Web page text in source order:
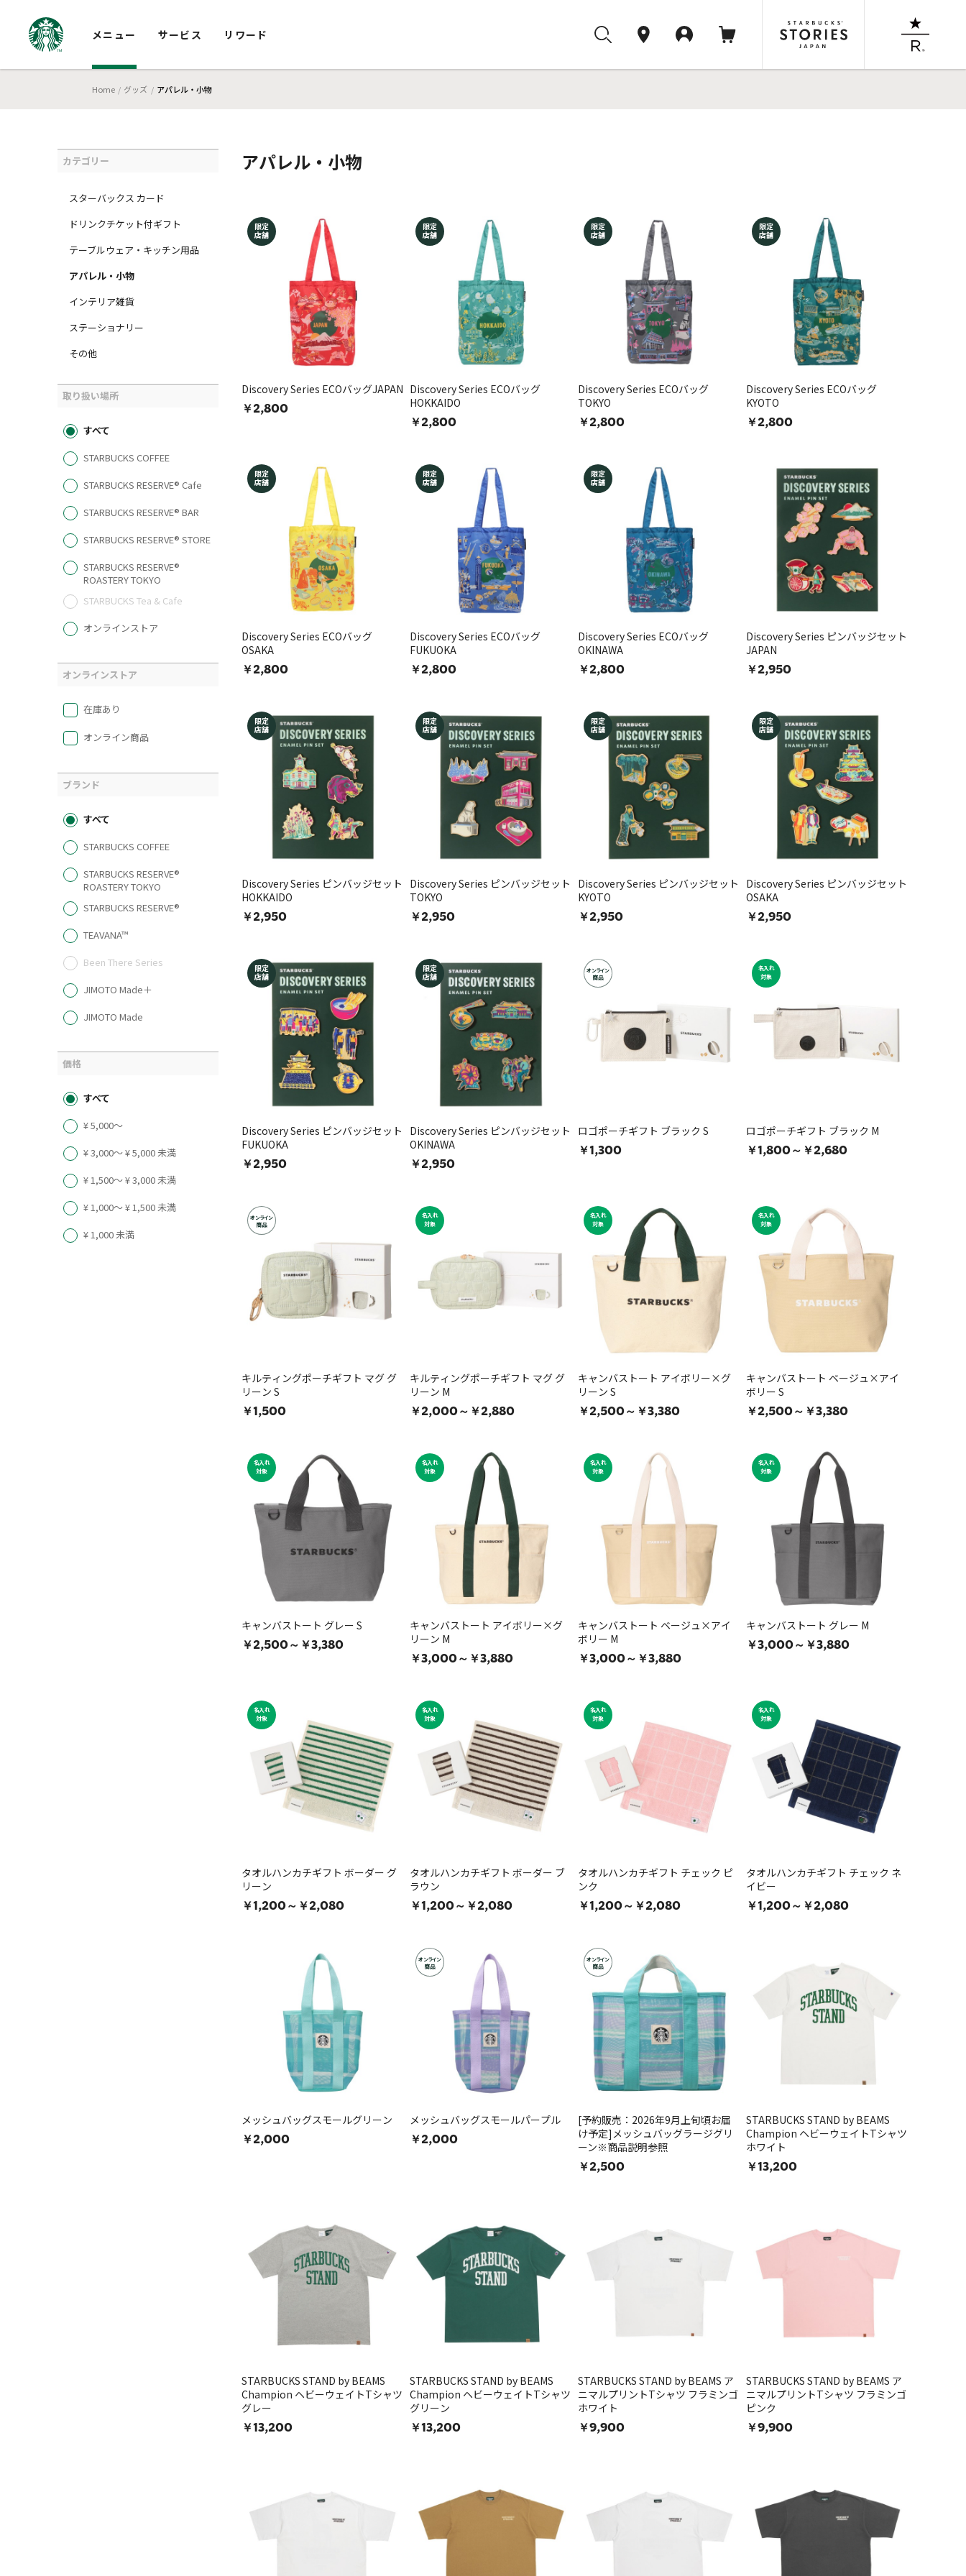
メニュー サービス リワード
Home グッズ アパレル・小物
カテゴリー
スターバックス カード
ドリンクチケット付ギフト
テーブルウェア・キッチン用品
アパレル・小物
インテリア雑貨
ステーショナリー
その他
取り扱い場所
すべて
STARBUCKS COFFEE
STARBUCKS RESERVE® Cafe
STARBUCKS RESERVE® BAR
STARBUCKS RESERVE® STORE
STARBUCKS RESERVE®
ROASTERY TOKYO
STARBUCKS Tea & Cafe
オンラインストア
オンラインストア
在庫あり
オンライン商品
ブランド
すべて
STARBUCKS COFFEE
STARBUCKS RESERVE®
ROASTERY TOKYO
STARBUCKS RESERVE®
TEAVANA™
Been There Series
JIMOTO Made＋
JIMOTO Made
価格
すべて
¥ 5,000〜
¥ 3,000〜 ¥ 5,000 未満
¥ 1,500〜 ¥ 3,000 未満
¥ 1,000〜 ¥ 1,500 未満
¥ 1,000 未満
アパレル・小物
限定
店舗
Discovery Series ECOバッグJAPAN
￥2,800
限定
店舗
Discovery Series ECOバッグ
HOKKAIDO
￥2,800
限定
店舗
Discovery Series ECOバッグ
TOKYO
￥2,800
限定
店舗
Discovery Series ECOバッグ
KYOTO
￥2,800
限定
店舗
Discovery Series ECOバッグ
OSAKA
￥2,800
限定
店舗
Discovery Series ECOバッグ
FUKUOKA
￥2,800
限定
店舗
Discovery Series ECOバッグ
OKINAWA
￥2,800
Discovery Series ピンバッジセット
JAPAN
￥2,950
限定
店舗
Discovery Series ピンバッジセット
HOKKAIDO
￥2,950
限定
店舗
Discovery Series ピンバッジセット
TOKYO
￥2,950
限定
店舗
Discovery Series ピンバッジセット
KYOTO
￥2,950
限定
店舗
Discovery Series ピンバッジセット
OSAKA
￥2,950
限定
店舗
Discovery Series ピンバッジセット
FUKUOKA
￥2,950
限定
店舗
Discovery Series ピンバッジセット
OKINAWA
￥2,950
オンライン
商品
ロゴポーチギフト ブラック S
￥1,300
名入れ
対象
ロゴポーチギフト ブラック M
￥1,800～￥2,680
オンライン
商品
キルティングポーチギフト マグ グ
リーン S
￥1,500
名入れ
対象
キルティングポーチギフト マグ グ
リーン M
￥2,000～￥2,880
名入れ
対象
キャンバストート アイボリー×グ
リーン S
￥2,500～￥3,380
名入れ
対象
キャンバストート ベージュ×アイ
ボリー S
￥2,500～￥3,380
名入れ
対象
キャンバストート グレー S
￥2,500～￥3,380
名入れ
対象
キャンバストート アイボリー×グ
リーン M
￥3,000～￥3,880
名入れ
対象
キャンバストート ベージュ×アイ
ボリー M
￥3,000～￥3,880
名入れ
対象
キャンバストート グレー M
￥3,000～￥3,880
名入れ
対象
タオルハンカチギフト ボーダー グ
リーン
￥1,200～￥2,080
名入れ
対象
タオルハンカチギフト ボーダー ブ
ラウン
￥1,200～￥2,080
名入れ
対象
タオルハンカチギフト チェック ピ
ンク
￥1,200～￥2,080
名入れ
対象
タオルハンカチギフト チェック ネ
イビー
￥1,200～￥2,080
メッシュバッグスモールグリーン
￥2,000
オンライン
商品
メッシュバッグスモールパープル
￥2,000
オンライン
商品
[予約販売：2026年9月上旬頃お届
け予定]メッシュバッグラージグリ
ーン※商品説明参照
￥2,500
STARBUCKS STAND by BEAMS
Champion ヘビーウェイトTシャツ
ホワイト
￥13,200
STARBUCKS STAND by BEAMS
Champion ヘビーウェイトTシャツ
グレー
￥13,200
STARBUCKS STAND by BEAMS
Champion ヘビーウェイトTシャツ
グリーン
￥13,200
STARBUCKS STAND by BEAMS ア
ニマルプリントTシャツ フラミンゴ
ホワイト
￥9,900
STARBUCKS STAND by BEAMS ア
ニマルプリントTシャツ フラミンゴ
ピンク
￥9,900